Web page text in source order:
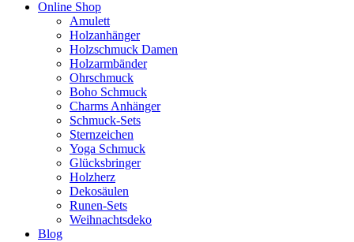
Online Shop
Amulett
Holzanhänger
Holzschmuck Damen
Holzarmbänder
Ohrschmuck
Boho Schmuck
Charms Anhänger
Schmuck-Sets
Sternzeichen
Yoga Schmuck
Glücksbringer
Holzherz
Dekosäulen
Runen-Sets
Weihnachtsdeko
Blog